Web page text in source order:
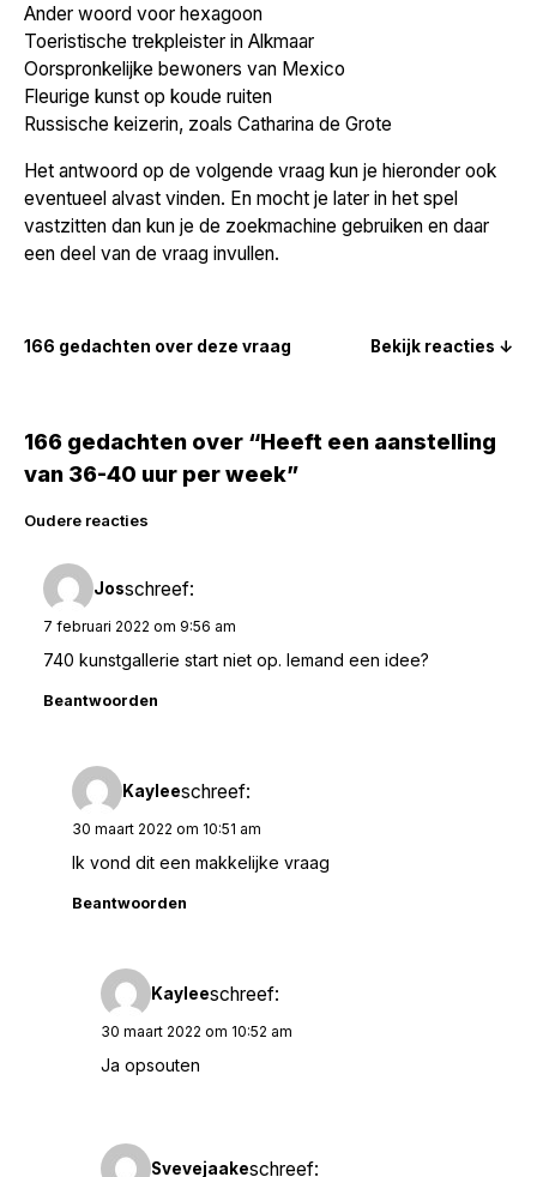
Ander woord voor hexagoon
Toeristische trekpleister in Alkmaar
Oorspronkelijke bewoners van Mexico
Fleurige kunst op koude ruiten
Russische keizerin, zoals Catharina de Grote
Het antwoord op de volgende vraag kun je hieronder ook
eventueel alvast vinden. En mocht je later in het spel
vastzitten dan kun je de zoekmachine gebruiken en daar
een deel van de vraag invullen.
166 gedachten over deze vraag Bekijk reacties ↓
166 gedachten over “Heeft een aanstelling
van 36-40 uur per week”
Reacties
navigatie
Oudere reacties
Josschreef:
7 februari 2022 om 9:56 am
740 kunstgallerie start niet op. Iemand een idee?
Beantwoorden
Kayleeschreef:
30 maart 2022 om 10:51 am
Ik vond dit een makkelijke vraag
Beantwoorden
Kayleeschreef:
30 maart 2022 om 10:52 am
Ja opsouten
Svevejaakeschreef: